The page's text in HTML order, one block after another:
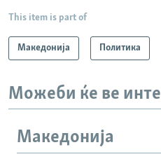
This item is part of
Македонија Политика
Можеби ќе ве
Македонија